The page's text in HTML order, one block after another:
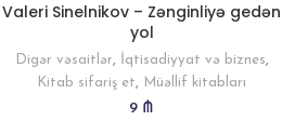
Valeri Sinelnikov – Zənginliyə gedən
yol
Digər vəsaitlər, İqtisadiyyat və biznes,
Kitab sifariş et, Müəllif kitabları
9 ₼